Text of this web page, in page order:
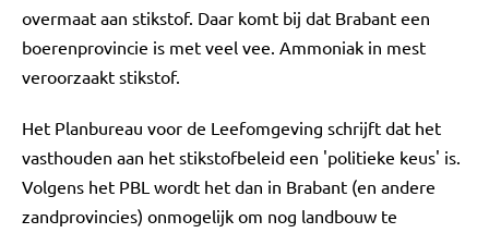
overmaat aan stikstof. Daar komt bij dat Brabant een
boerenprovincie is met veel vee. Ammoniak in mest
veroorzaakt stikstof.
Het Planbureau voor de Leefomgeving schrijft dat het
vasthouden aan het stikstofbeleid een 'politieke keus' is.
Volgens het PBL wordt het dan in Brabant (en andere
zandprovincies) onmogelijk om nog landbouw te